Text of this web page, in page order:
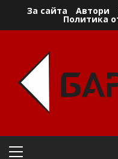
За сайта Автори
Политика